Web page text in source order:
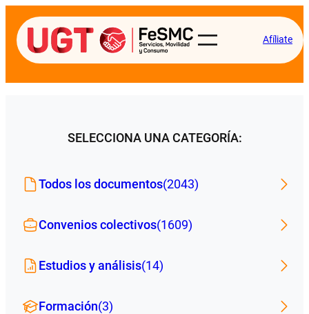
Afíliate
SELECCIONA UNA CATEGORÍA:
Todos los documentos(2043)
Convenios colectivos(1609)
Estudios y análisis(14)
Formación(3)